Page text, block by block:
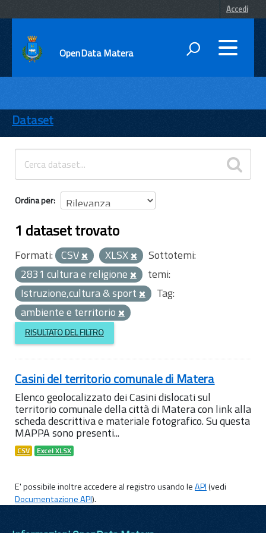
Accedi
OpenData Matera
ENTI
TEMI
INFORMAZIONI
Dataset
Ordina per
1 dataset trovato
Formati: CSV XLSX
Sottotemi:
2831 cultura e religione
temi:
Istruzione,cultura & sport
Tag:
ambiente e territorio
RISULTATO DEL FILTRO
Casini del territorio comunale di Matera
Elenco geolocalizzato dei Casini dislocati sul
territorio comunale della città di Matera con link alla
scheda descrittiva e materiale fotografico. Su questa
MAPPA sono presenti...
CSV Excel XLSX
E' possibile inoltre accedere al registro usando leAPI(vedi
Documentazione API).